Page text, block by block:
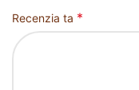
Recenzia ta *